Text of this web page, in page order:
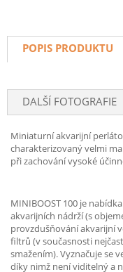
POPIS PRODUKTU
DALŠÍ FOTOGRAFIE
Miniaturní akvarijní
charakterizovaný velmi
při zachování vysoké
MINIBOOST 100 je
akvarijních nádrží (s
provzdušňování akvarijní
filtrů (v současnosti
smažením). Vyznačuje se
díky nimž není viditelný a